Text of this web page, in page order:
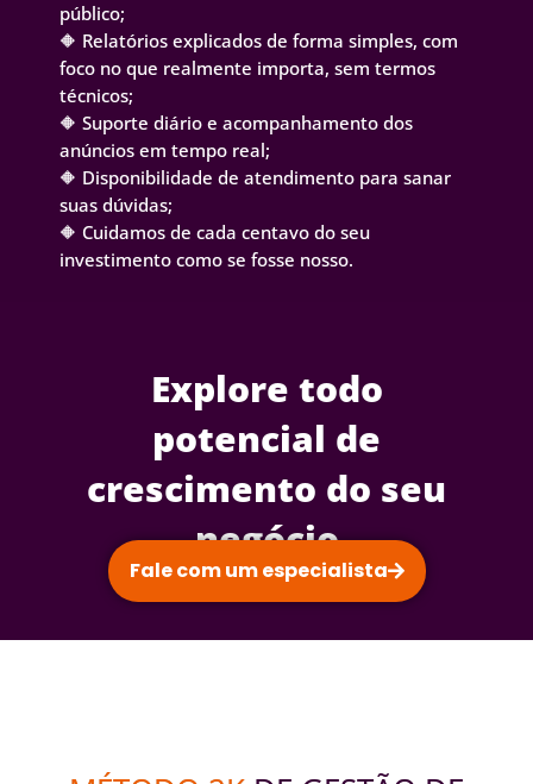
público;
🔶 Relatórios explicados de forma simples, com
foco no que realmente importa, sem termos
técnicos;
🔶 Suporte diário e acompanhamento dos
anúncios em tempo real;
🔶 Disponibilidade de atendimento para sanar
suas dúvidas;
🔶 Cuidamos de cada centavo do seu
investimento como se fosse nosso.
Explore todo
potencial de
crescimento do seu
negócio
Fale com um especialista